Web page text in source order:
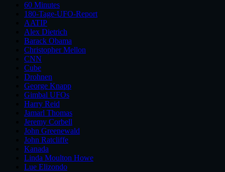
60 Minutes
180-Tage-UFO-Report
AATIP
Alex Dietrich
Barack Obama
Christopher Mellon
CNN
Cube
Drohnen
George Knapp
Gimbal UFOs
Harry Reid
Jamarl Thomas
Jeremy Corbell
John Greenewald
John Ratcliffe
Kanada
Linda Moulton Howe
Lue Elizondo